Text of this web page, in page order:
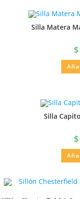
Silla Matera
$
Silla
$